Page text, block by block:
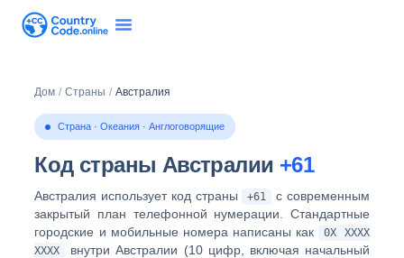
Дом / Страны / Австралия
Страна · Океания · Англоговорящие
Код страны Австралии +61
Австралия использует код страны +61
с современным
закрытый план телефонной нумерации . Стандартные
городские и мобильные номера написаны как
0Х ХХХХ
ХХХХ
внутри Австралии (10 цифр, включая начальный